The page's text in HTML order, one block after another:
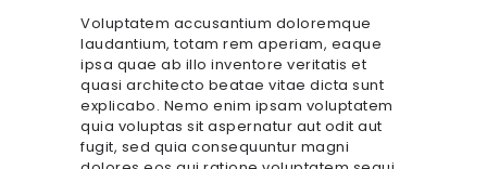
Voluptatem accusantium doloremque
laudantium, totam rem aperiam, eaque
ipsa quae ab illo inventore veritatis et
quasi architecto beatae vitae dicta sunt
explicabo. Nemo enim ipsam voluptatem
quia voluptas sit aspernatur aut odit aut
fugit, sed quia consequuntur magni